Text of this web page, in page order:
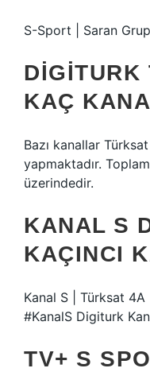
S-Sport | Saran
DIGITURK
KAÇ
Bazı kanallar
yapmaktadır.
üzerindedir.
KANAL S
KAÇINCI
Kanal S | Türksat
#KanalS Digiturk
TV+ S